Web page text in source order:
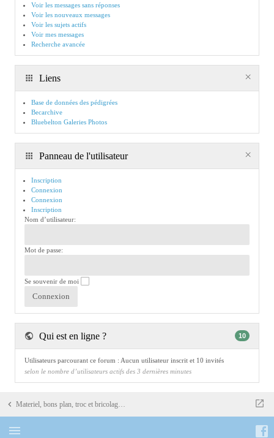
Voir les messages sans réponses
Voir les nouveaux messages
Voir les sujets actifs
Voir mes messages
Recherche avancée
Liens
Base de données des pédigrées
Becarchive
Bluebelton Galeries Photos
Panneau de l'utilisateur
Inscription
Connexion
Connexion
Inscription
Nom d’utilisateur:
Mot de passe:
Se souvenir de moi
Qui est en ligne ? 10
Utilisateurs parcourant ce forum : Aucun utilisateur inscrit et 10 invités
selon le nombre d’utilisateurs actifs des 3 dernières minutes
Materiel, bons plan, troc et bricolage ..